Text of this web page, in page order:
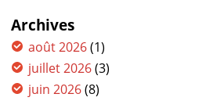
Archives
août 2026(1)
juillet 2026(3)
juin 2026(8)